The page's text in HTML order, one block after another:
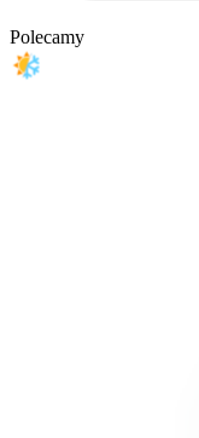
Polecamy